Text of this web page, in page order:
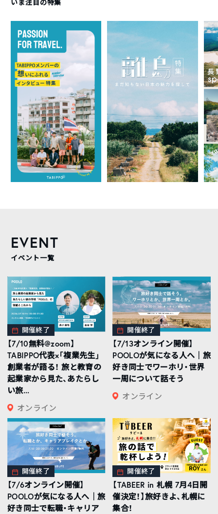
いま注目の特集
EVENT
イベント一覧
開催終了
【7/10無料@zoom】
TABIPPO代表×「複業先生」
創業者が語る！ 旅と教育の
起業家から見た、あたらし
い旅...
オンライン
開催終了
【7/13オンライン開催】
POOLOが気になる人へ｜旅
好き同士でワーホリ・世界
一周について話そう
オンライン
開催終了
【7/6オンライン開催】
POOLOが気になる人へ｜旅
好き同士で転職・キャリア
開催終了
【TABEER in 札幌 7月4日開
催決定！】旅好きよ、札幌に
集合！